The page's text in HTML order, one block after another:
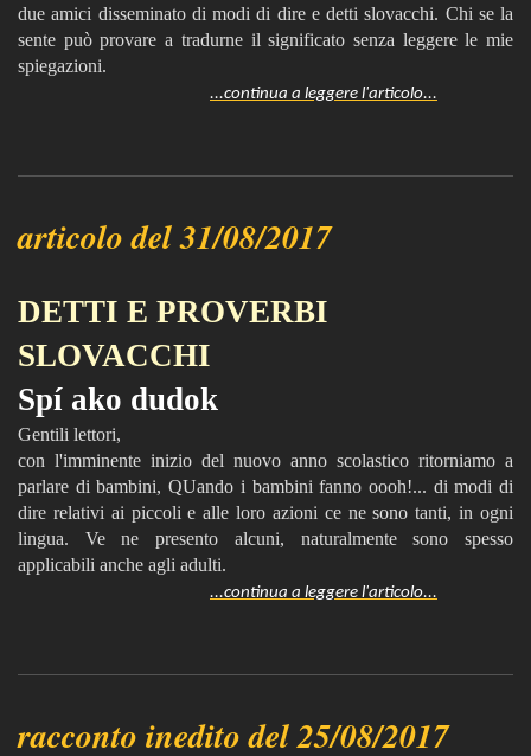
due amici disseminato di modi di dire e detti slovacchi. Chi se la
sente può provare a tradurne il significato senza leggere le mie
spiegazioni.
...continua a leggere l'articolo...
articolo del 31/08/2017
DETTI E PROVERBI
SLOVACCHI
Spí ako dudok
Gentili lettori,
con l'imminente inizio del nuovo anno scolastico ritorniamo a
parlare di bambini, QUando i bambini fanno oooh!... di modi di
dire relativi ai piccoli e alle loro azioni ce ne sono tanti, in ogni
lingua. Ve ne presento alcuni, naturalmente sono spesso
applicabili anche agli adulti.
...continua a leggere l'articolo...
racconto inedito del 25/08/2017